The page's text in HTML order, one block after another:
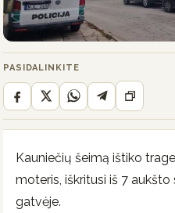
PASIDALINKITE
Kauniečių šeimą ištiko
moteris, iškritusi iš 7
gatvėje.